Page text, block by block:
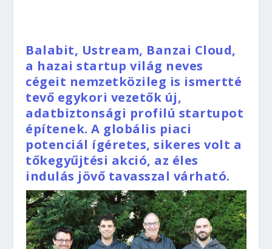
Balabit, Ustream, Banzai Cloud,
a hazai startup világ neves
cégeit nemzetközileg is ismertté
tevő egykori vezetők új,
adatbiztonsági profilú startupot
építenek. A globális piaci
potenciál ígéretes, sikeres volt a
tőkegyűjtési akció, az éles
indulás jövő tavasszal várható.